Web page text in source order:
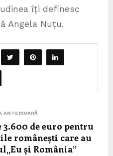
îți definesc
Angela Nuțu.
ANTERIOARĂ
de euro pentru
românești care au
și România”